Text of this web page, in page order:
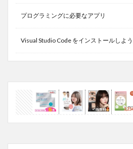
プログラミングに必要なアプリ
Visual Studio Code をインストールしよう